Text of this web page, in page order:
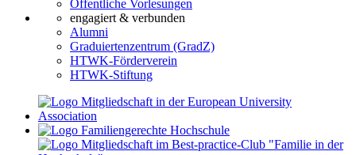
Öffentliche Vorlesungen
engagiert & verbunden
Alumni
Graduiertenzentrum (GradZ)
HTWK-Förderverein
HTWK-Stiftung